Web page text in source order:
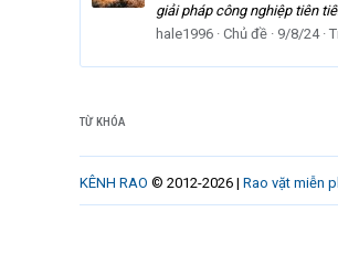
giải pháp công nghiệp tiên
hale1996 Chủ đề 9/8/24
TỪ KHÓA
KÊNH RAO © 2012-2026 | Rao vặt miễn